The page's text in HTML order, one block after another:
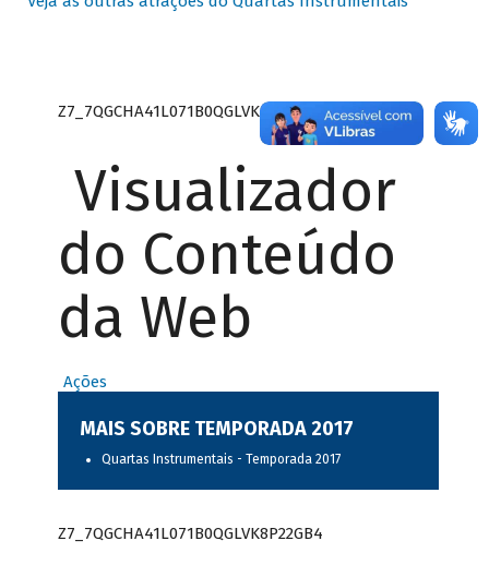
Z7_7QGCHA41L071B0QGLVK8P22GJ7
Visualizador
do Conteúdo
da Web
Ações
MAIS SOBRE TEMPORADA 2017
Quartas Instrumentais - Temporada 2017
Z7_7QGCHA41L071B0QGLVK8P22GB4